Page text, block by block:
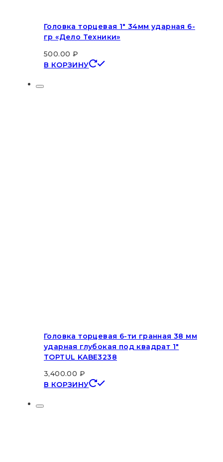
Головка торцевая 1″ 34мм ударная 6-
гр «Дело Техники»
500.00 ₽
В КОРЗИНУ
Головка торцевая 6-ти гранная 38 мм
ударная глубокая под квадрат 1″
TOPTUL KABE3238
3,400.00 ₽
В КОРЗИНУ